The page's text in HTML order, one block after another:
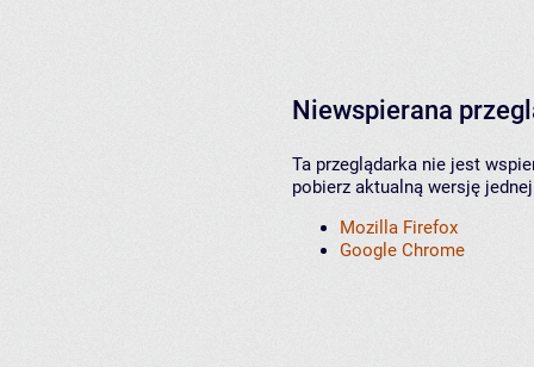
Niewspierana
Ta przeglądarka nie jest
pobierz aktualną wersję
Mozilla Firefox
Google Chrome